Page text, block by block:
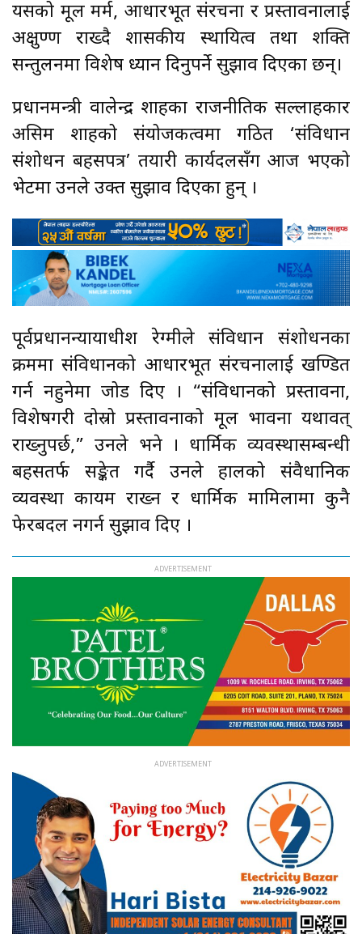
यसको मूल मर्म, आधारभूत संरचना र प्रस्तावनालाई
अक्षुण्ण राख्दै शासकीय स्थायित्व तथा शक्ति
सन्तुलनमा विशेष ध्यान दिनुपर्ने सुझाव दिएका छन्।
प्रधानमन्त्री वालेन्द्र शाहका राजनीतिक सल्लाहकार
असिम शाहको संयोजकत्वमा गठित ‘संविधान
संशोधन बहसपत्र’ तयारी कार्यदलसँग आज भएको
भेटमा उनले उक्त सुझाव दिएका हुन् ।
पूर्वप्रधानन्यायाधीश रेग्मीले संविधान संशोधनका
क्रममा संविधानको आधारभूत संरचनालाई खण्डित
गर्न नहुनेमा जोड दिए । “संविधानको प्रस्तावना,
विशेषगरी दोस्रो प्रस्तावनाको मूल भावना यथावत्
राख्नुपर्छ,” उनले भने । धार्मिक व्यवस्थासम्बन्धी
बहसतर्फ सङ्केत गर्दै उनले हालको संवैधानिक
व्यवस्था कायम राख्न र धार्मिक मामिलामा कुनै
फेरबदल नगर्न सुझाव दिए ।